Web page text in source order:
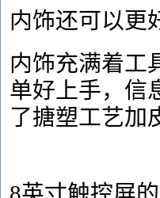
内饰还可以更
内饰充满着工
单好上手，信
了搪塑工艺加